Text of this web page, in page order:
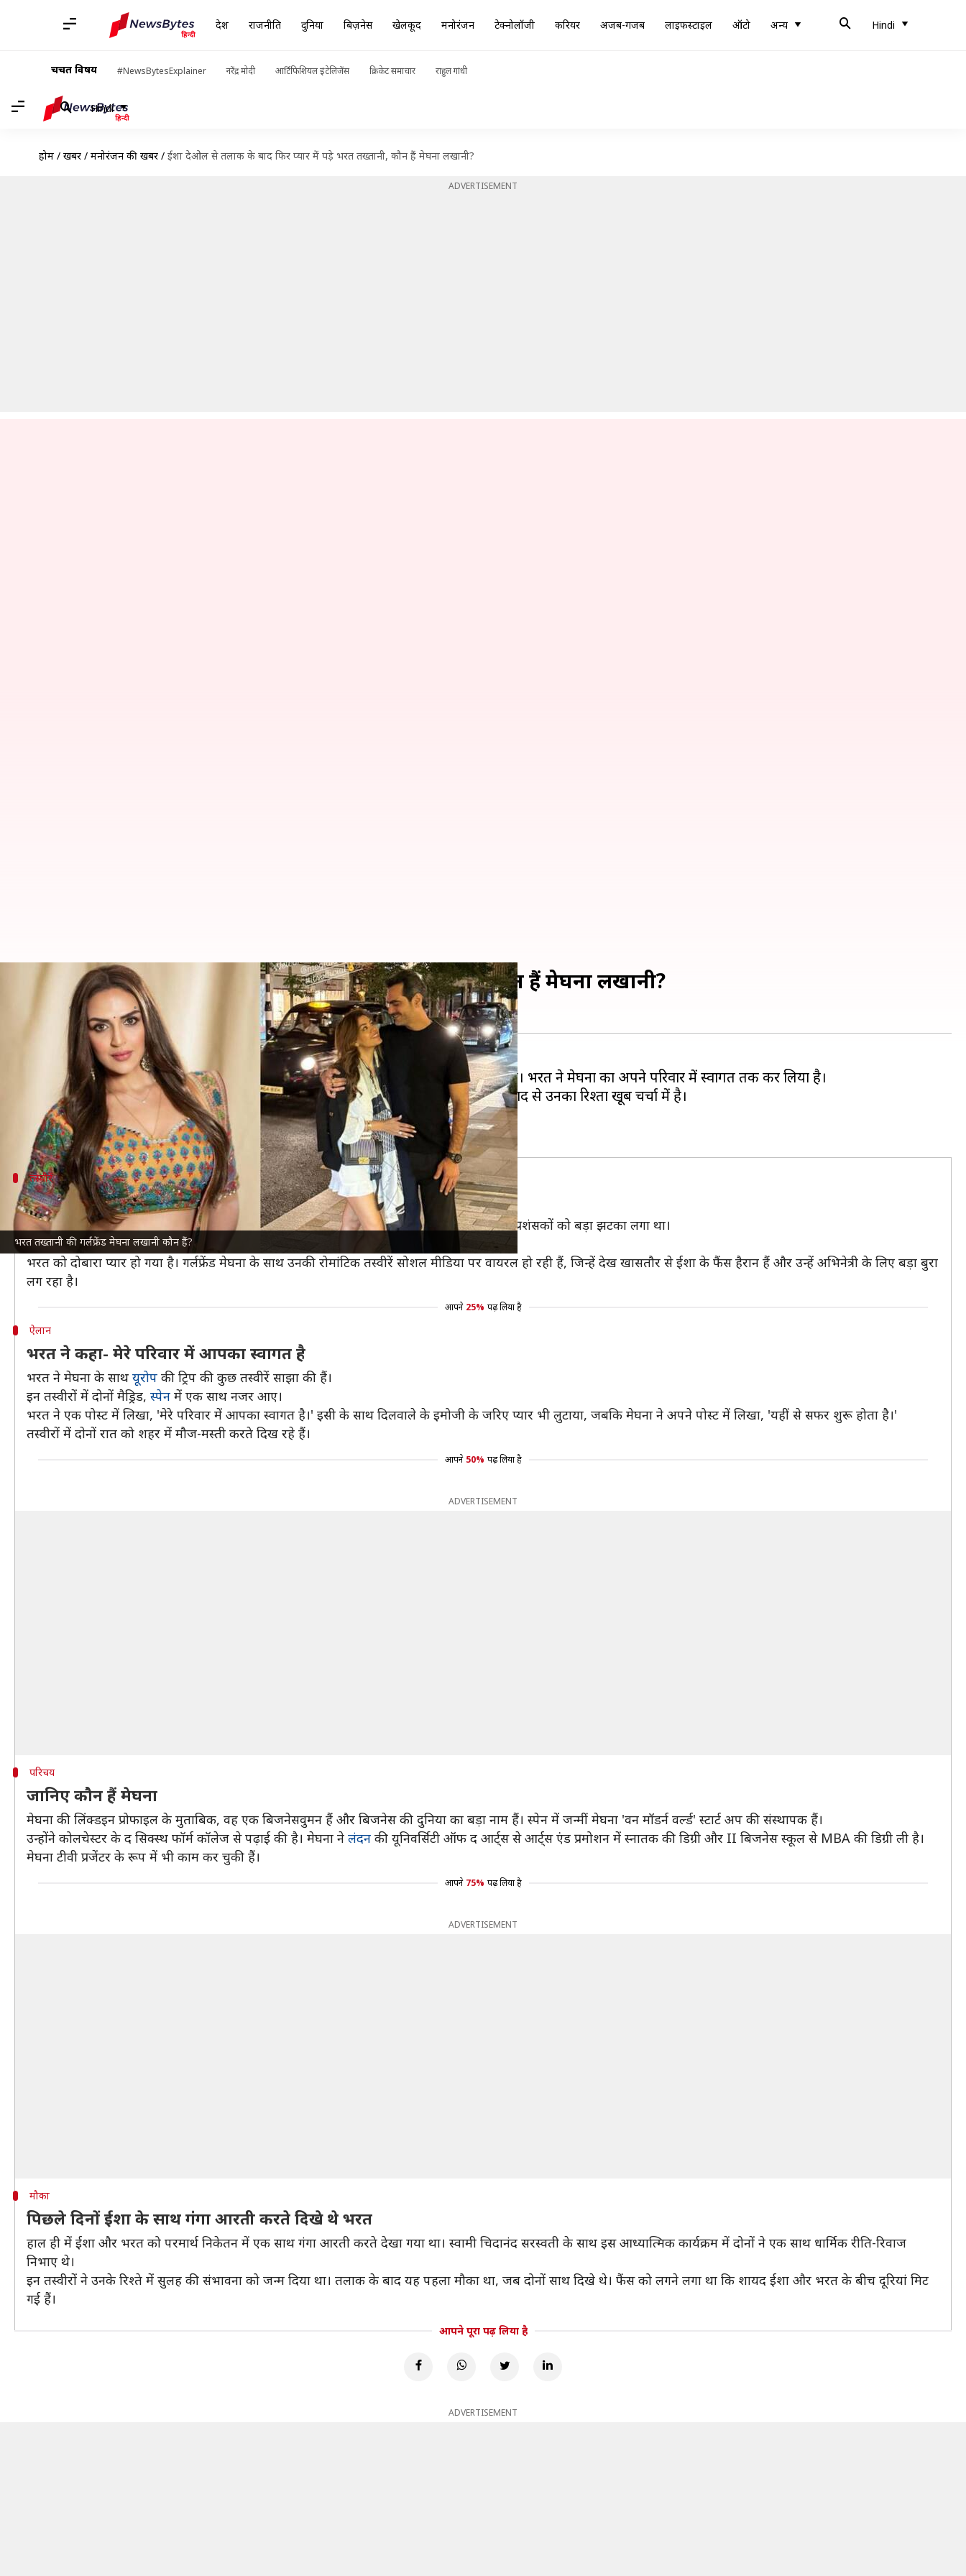
देश राजनीति दुनिया बिज़नेस खेलकूद मनोरंजन टेक्नोलॉजी करियर अजब-गजब लाइफस्टाइल ऑटो अन्य Hindi
चर्चित विषय #NewsBytesExplainer नरेंद्र मोदी आर्टिफिशियल इंटेलिजेंस क्रिकेट समाचार राहुल गांधी
Hindi
होम / खबरें / मनोरंजन की खबरें / ईशा देओल से तलाक के बाद फिर प्यार में पड़े भरत तख्तानी, कौन हैं मेघना लखानी?
ADVERTISEMENT
भरत तख्तानी की गर्लफ्रेंड मेघना लखानी कौन हैं?
ईशा देओल से तलाक के बाद फिर प्यार में पड़े भरत तख्तानी, कौन हैं मेघना लखानी?
Aug 30, 2025 12:29 pm
हेमा मालिनी की बेटीईशा देओलके पूर्व पति भरत तख्तानी की जिंदगी में नई महिला ने दस्तक दे दी है। भरत ने मेघना का अपने परिवार में स्वागत तक कर लिया है।
उन्होंने गर्लफ्रेंड मेघना लखानी के साथ कुछ रोमांटिक तस्वीरें साेशल मीडिया पर पोस्ट की हैं, जिसके बाद से उनका रिश्ता खूब चर्चा में है।
इसके चलते भरत को खूब ट्रोल भी किया जा रहा है।
तस्वीरें
वायरल हो रहीं भरत और मेघना की रोमांटिक तस्वीरें
साल 2024 में 12 साल साथ रहने के बाद जब ईशा औरभरत तख्तानी के तलाककी खबर आई तो उनके प्रशंसकों को बड़ा झटका लगा था।
अब एक बार फिर दोनों चर्चा में आ गए हैं।
भरत को दोबारा प्यार हो गया है। गर्लफ्रेंड मेघना के साथ उनकी रोमांटिक तस्वीरें सोशल मीडिया पर वायरल हो रही हैं, जिन्हें देख खासतौर से ईशा के फैंस हैरान हैं और उन्हें अभिनेत्री के लिए बड़ा बुरा
लग रहा है।
आपने 25% पढ़ लिया है
ऐलान
भरत ने कहा- मेरे परिवार में आपका स्वागत है
भरत ने मेघना के साथ यूरोप की ट्रिप की कुछ तस्वीरें साझा की हैं।
इन तस्वीरों में दोनों मैड्रिड, स्पेन में एक साथ नजर आए।
भरत ने एक पोस्ट में लिखा, 'मेरे परिवार में आपका स्वागत है।' इसी के साथ दिलवाले के इमोजी के जरिए प्यार भी लुटाया, जबकि मेघना ने अपने पोस्ट में लिखा, 'यहीं से सफर शुरू होता है।'
तस्वीरों में दाेनों रात को शहर में मौज-मस्ती करते दिख रहे हैं।
आपने 50% पढ़ लिया है
ADVERTISEMENT
परिचय
जानिए कौन हैं मेघना
मेघना की लिंक्डइन प्रोफाइल के मुताबिक, वह एक बिजनेसवुमन हैं और बिजनेस की दुनिया का बड़ा नाम हैं। स्पेन में जन्मीं मेघना 'वन मॉडर्न वर्ल्ड' स्टार्ट अप की संस्थापक हैं।
उन्होंने कोलचेस्टर के द सिक्स्थ फॉर्म कॉलेज से पढ़ाई की है। मेघना ने लंदन की यूनिवर्सिटी ऑफ द आर्ट्स से आर्ट्स एंड प्रमोशन में स्नातक की डिग्री और II बिजनेस स्कूल से MBA की डिग्री ली है।
मेघना टीवी प्रजेंटर के रूप में भी काम कर चुकी हैं।
आपने 75% पढ़ लिया है
ADVERTISEMENT
मौका
पिछले दिनों ईशा के साथ गंगा आरती करते दिखे थे भरत
हाल ही में ईशा और भरत को परमार्थ निकेतन में एक साथ गंगा आरती करते देखा गया था। स्वामी चिदानंद सरस्वती के साथ इस आध्यात्मिक कार्यक्रम में दोनों ने एक साथ धार्मिक रीति-रिवाज
निभाए थे।
इन तस्वीरों ने उनके रिश्ते में सुलह की संभावना को जन्म दिया था। तलाक के बाद यह पहला मौका था, जब दोनों साथ दिखे थे। फैंस को लगने लगा था कि शायद ईशा और भरत के बीच दूरियां मिट
गई हैं।
आपने पूरा पढ़ लिया है
ADVERTISEMENT